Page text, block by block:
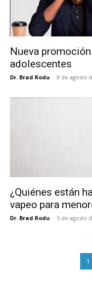
No te
últimas
Suscríbete a
recibe todas
reducción de
electrónico.
Subscribe to
receive all
tobacco
Nueva
adolescentes
Dr. Brad Rodu - 8 de agosto
¿Quiénes están
vapeo para
Dr. Brad Rodu - 5 de agosto
1